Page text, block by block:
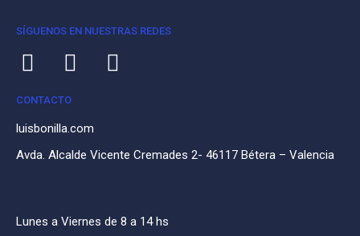
SÍGUENOS EN NUESTRAS REDES
CONTACTO
luisbonilla.com
Avda. Alcalde Vicente Cremades 2- 46117 Bétera – Valencia
Lunes a Viernes de 8 a 14 hs